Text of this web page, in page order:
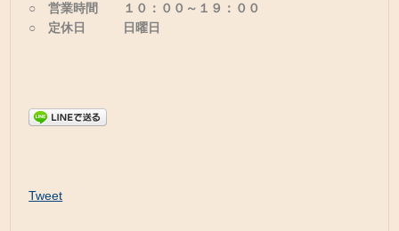
○ 営業時間 １０：００～１９：００
○ 定休日 日曜日
Tweet